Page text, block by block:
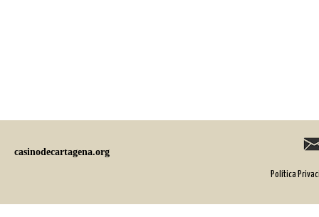
casinodecartagena.org
Política